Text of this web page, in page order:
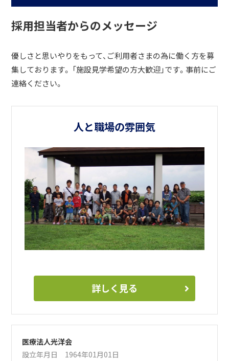
採用担当者からのメッセージ
優しさと思いやりをもって、ご利用者さまの為に働く方を募
集しております。 「施設見学希望の方大歓迎」です。事前にご
連絡ください。
人と職場の雰囲気
詳しく見る
医療法人光洋会
設立年月日 1964年01月01日